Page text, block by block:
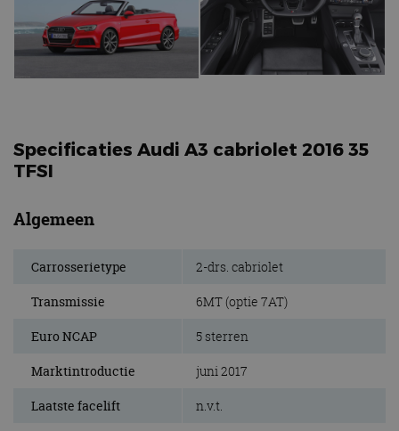
Specificaties Audi A3 cabriolet 2016 35
TFSI
Algemeen
Carrosserietype 2-drs. cabriolet
Transmissie 6MT (optie 7AT)
Euro NCAP 5 sterren
Marktintroductie juni 2017
Laatste facelift n.v.t.